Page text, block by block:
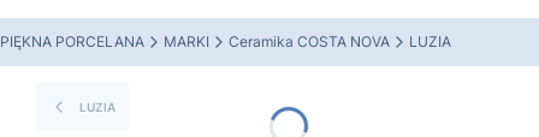
PIĘKNA PORCELANA MARKI Ceramika COSTA NOVA LUZIA
LUZIA